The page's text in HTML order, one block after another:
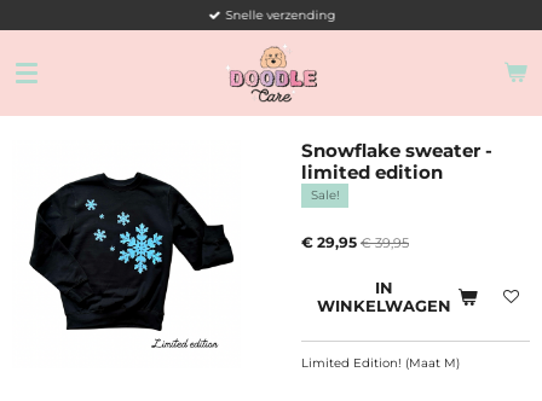
de
Snelle verzending
Snowflake sweater -
limited edition
Sale!
€ 29,95 € 39,95
IN
WINKELWAGEN
Limited Edition! (Maat M)